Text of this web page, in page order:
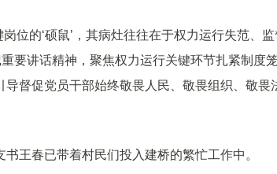
位的‘硕鼠’，其病灶往往在于权力运行失范、监
要讲话精神，聚焦权力运行关键环节扎紧制度
督促党员干部始终敬畏人民、敬畏组织、敬畏
王春已带着村民们投入建桥的繁忙工作中。